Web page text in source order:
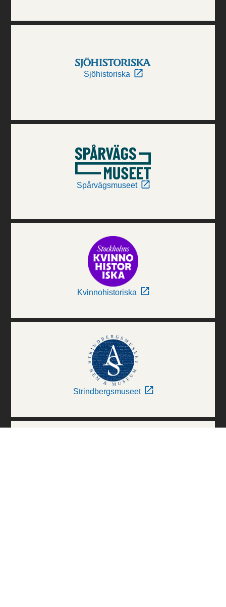
Sjöhistoriska
Spårvägsmuseet
Kvinnohistoriska
Strindbergsmuseet